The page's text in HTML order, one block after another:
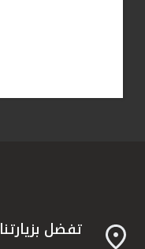
تفضل بزيارتنا